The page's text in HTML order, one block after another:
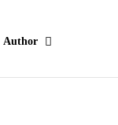
Author